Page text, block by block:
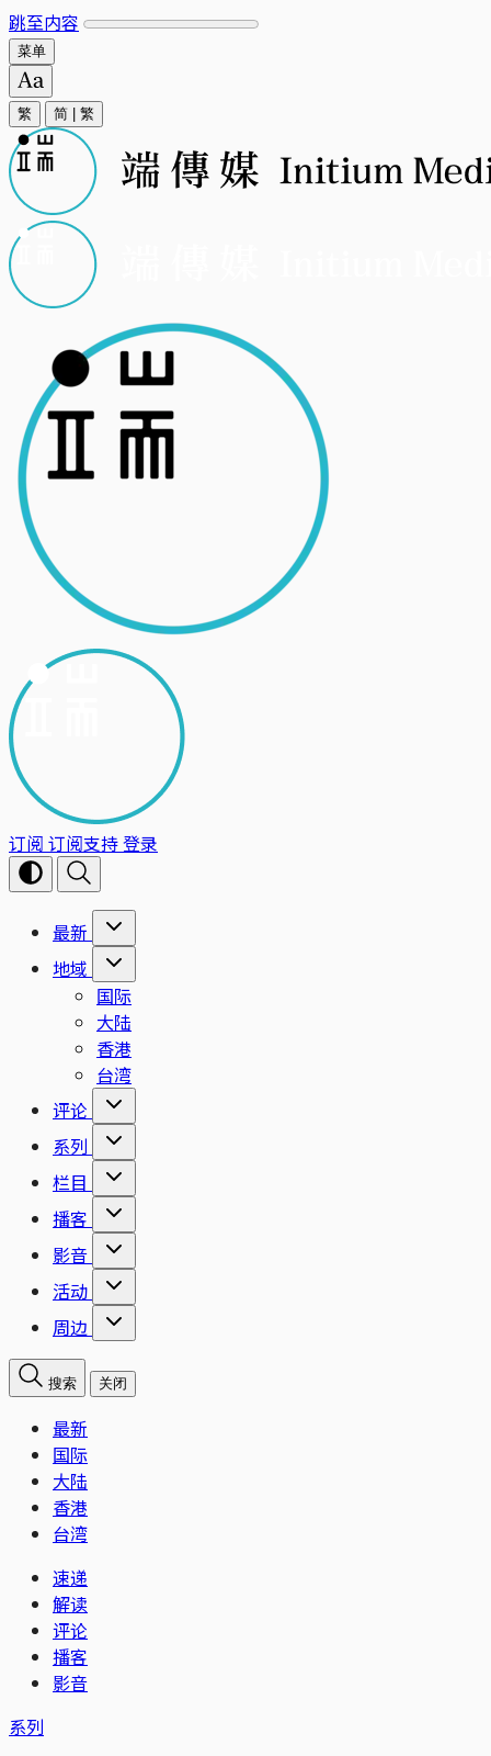
跳至内容
菜单
繁 简 繁
订阅 订阅支持登录
最新
地域
国际
大陆
香港
台湾
评论
系列
栏目
播客
影音
活动
周边
搜索 关闭
最新
国际
大陆
香港
台湾
速递
解读
评论
播客
影音
系列